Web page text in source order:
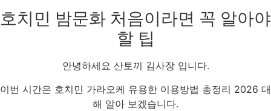
호치민 밤문화 처음이라면 꼭 알아야
할 팁
안녕하세요 산토끼 김사장 입니다.
이번 시간은 호치민 가라오케 유용한 이용방법 총정리 2026 대
해 알아 보겠습니다.